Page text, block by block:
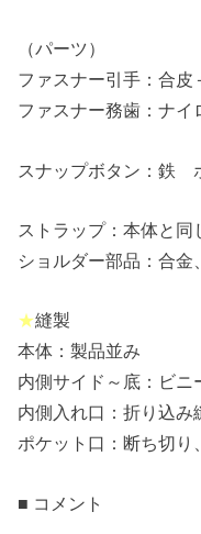
（パーツ）
ファスナー引手：合
ファスナー務歯：ナ
スナップボタン：鉄
ストラップ：本体と同
ショルダー部品：合金
★縫製
本体：製品並み
内側サイド～底：ビニ
内側入れ口：折り込み
ポケット口：断ち切り
■ コメント